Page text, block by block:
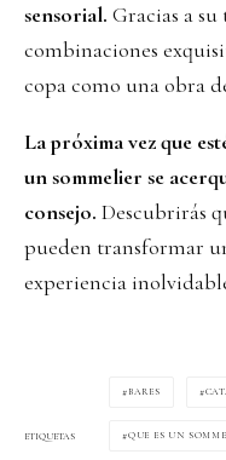
sensorial. Gracias a
combinaciones
copa como una obra
La próxima vez que
un sommelier se
consejo. Descubrirás
pueden transformar
experiencia
ETIQUETAS
BARES
QUE ES UN